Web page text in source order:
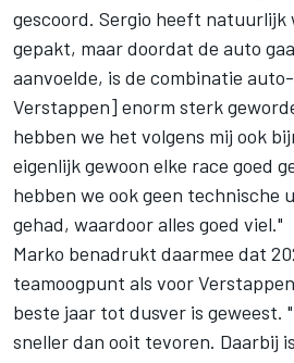
gescoord. Sergio heeft natuurlijk
gepakt, maar doordat de auto
aanvoelde, is de combinatie
Verstappen] enorm sterk
hebben we het volgens mij ook
eigenlijk gewoon elke race goed
hebben we ook geen technische
gehad, waardoor alles goed viel."
Marko benadrukt daarmee dat
teamoogpunt als voor
beste jaar tot dusver is geweest.
sneller dan ooit tevoren. Daarbij